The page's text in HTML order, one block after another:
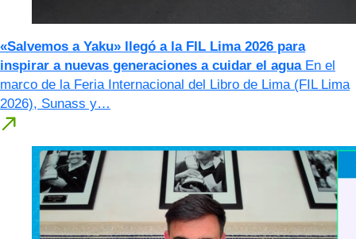
«Salvemos a Yaku» llegó a la FIL Lima 2026 para
inspirar a nuevas generaciones a cuidar el agua En el
marco de la Feria Internacional del Libro de Lima (FIL Lima
2026), Sunass y…